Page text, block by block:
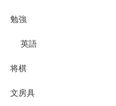
勉強
英語
将棋
文房具